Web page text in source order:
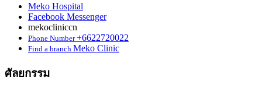
Meko Hospital
Facebook Messenger
mekocliniccn
Phone Number+6622720022
Find a branch Meko Clinic
ศัลยกรรม